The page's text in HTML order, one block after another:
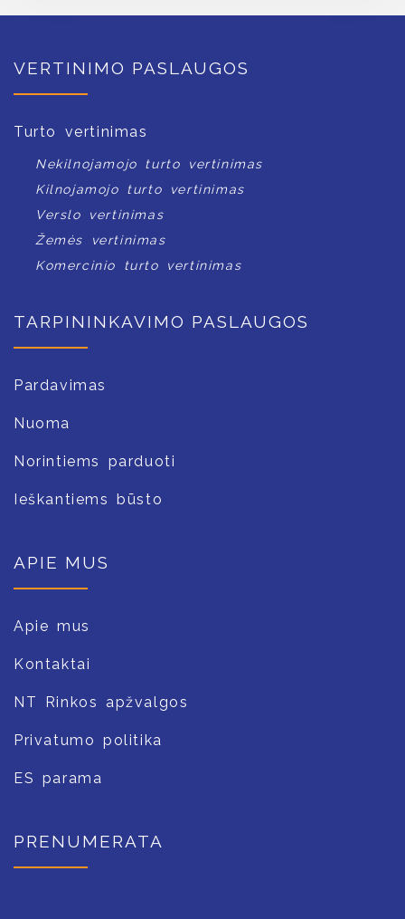
VERTINIMO PASLAUGOS
Turto vertinimas
Nekilnojamojo turto vertinimas
Kilnojamojo turto vertinimas
Verslo vertinimas
Žemės vertinimas
Komercinio turto vertinimas
TARPININKAVIMO PASLAUGOS
Pardavimas
Nuoma
Norintiems parduoti
Ieškantiems būsto
APIE MUS
Apie mus
Kontaktai
NT Rinkos apžvalgos
Privatumo politika
ES parama
PRENUMERATA